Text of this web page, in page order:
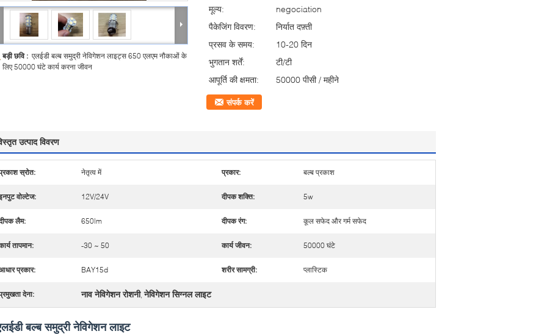
बड़ी छवि : एलईडी बल्ब समुद्री नेविगेशन लाइट्स 650 एलएम नौकाओं के
लिए 50000 घंटे कार्य करना जीवन
मूल्य:
negociation
पैकेजिंग विवरण:
निर्यात दफ़्ती
प्रसव के समय:
10-20 दिन
भुगतान शर्तें:
टी/टी
आपूर्ति की क्षमता:
50000 पीसी / महीने
संपर्क करें
उत्पाद विवरण
स्रोत: नेतृत्व में प्रकार: बल्ब प्रकाश
वोल्टेज: 12V/24V दीपक शक्ति: 5w
लैम: 650lm दीपक रंग: कूल सफेद और गर्म सफेद
तापमान: -30 ~ 50 कार्य जीवन: 50000 घंटे
प्रकार: BAY15d शरीर सामग्री: प्लास्टिक
देना: नाव नेविगेशन रोशनी,नेविगेशन सिग्नल लाइट
बल्ब समुद्री नेविगेशन लाइट